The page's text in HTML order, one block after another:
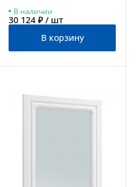
В наличии
30 124 ₽ / шт
В корзину